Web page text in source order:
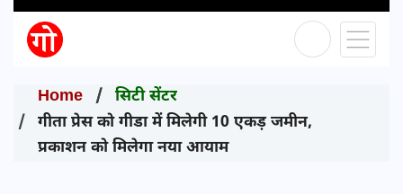
Home
सिटी सेंटर
गीता प्रेस को गीडा में मिलेगी 10 एकड़ जमीन,
प्रकाशन को मिलेगा नया आयाम